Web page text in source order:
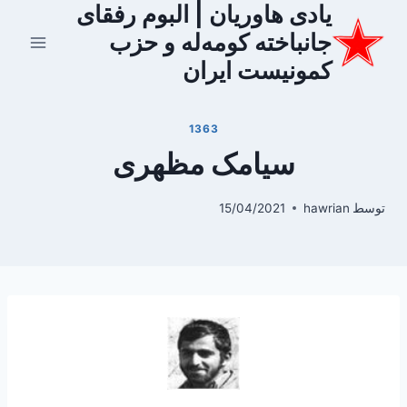
محتوا
یادی هاوریان | البوم رفقای
جانباخته کومه‌له و حزب
کمونیست ایران
1363
سیامک مظهری
توسط hawrian
15/04/2021